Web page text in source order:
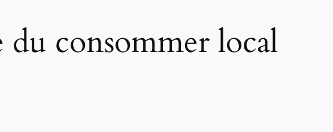
du consommer local